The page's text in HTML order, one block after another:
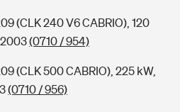
(CLK 240 V6 CABRIO), 120
(0710 / 954)
(CLK 500 CABRIO), 225 kW,
(0710 / 956)